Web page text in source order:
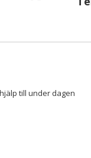
till under dagen